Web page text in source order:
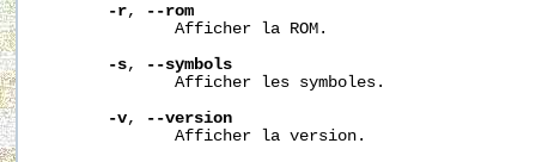
-r,
--rom
              Afficher la ROM.
-s,
--symbols
              Afficher les symboles.
-v,
--version
              Afficher la version.